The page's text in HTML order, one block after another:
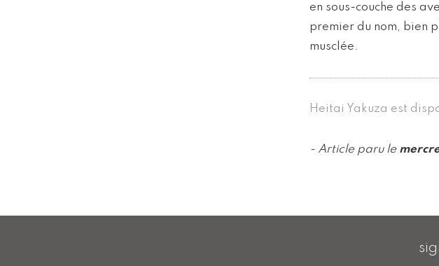
en sous-couche des
premier du nom, bien
musclée.
Heitai Yakuza est
- Article paru le